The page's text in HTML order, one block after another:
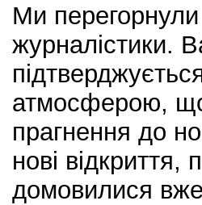
Ми перегорнули
журналістики.
атмосферою, що
прагнення до
нові відкриття,
домовилися вже